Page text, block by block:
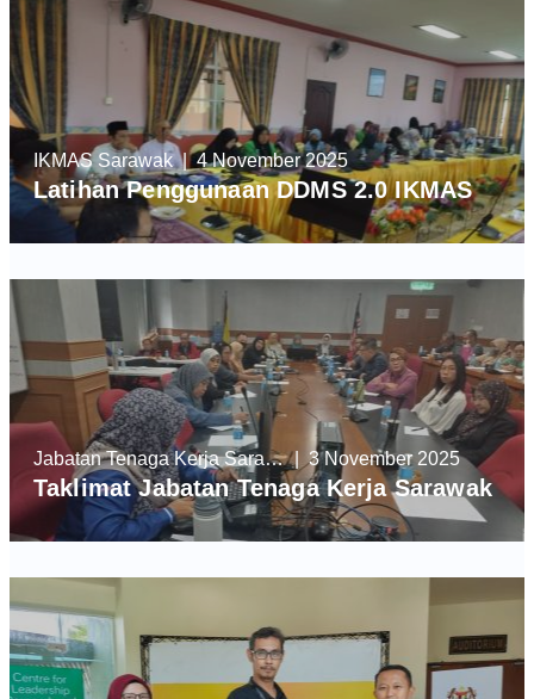
Latihan Penggunaan DDMS 2.0 IKMAS
IKMAS Sarawak| 4 November 2025
Taklimat Jabatan Tenaga Kerja Sarawak
Jabatan Tenaga Kerja Sarawak| 3 November 2025